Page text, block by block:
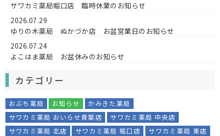
サワカミ薬局堀口店 臨時休業のお知らせ
2026.07.29
ゆりの木薬局 ぬかづか店 お盆営業日のお知らせ
2026.07.24
よこはま薬局 お盆休みのお知らせ
カテゴリー
おぶち薬局 お知らせ
かみきた薬局
サワカミ薬局 おいらせ青葉店
サワカミ薬局 中央店
サワカミ薬局 北店
サワカミ薬局 堀口店
サワカミ薬局 東店